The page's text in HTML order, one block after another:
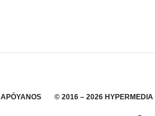
APÓYANOS © 2016 – 2026 HYPERMEDIA